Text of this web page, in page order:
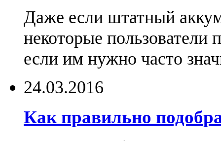
Даже если штатный
некоторые пользователи
если им нужно часто
24.03.2016
Как правильно